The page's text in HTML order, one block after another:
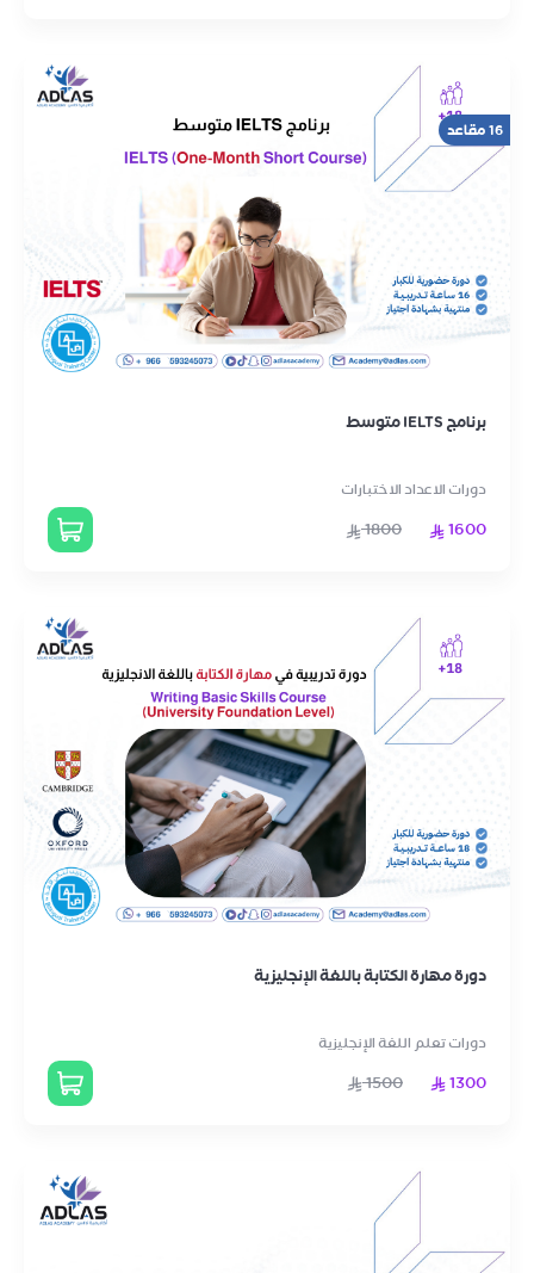
16 مقاعد
برنامج IELTS متوسط
دورات الاعداد الاختبارات
1600
1800
دورة مهارة الكتابة باللغة الإنجليزية
دورات تعلم اللغة الإنجليزية
1300
1500